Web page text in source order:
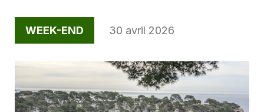
WEEK-END 30 avril 2026